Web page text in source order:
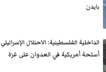
بايدن
الداخلية الفلسطينية: الاحتلال
أسلحة أمريكية في العدوان على غزة